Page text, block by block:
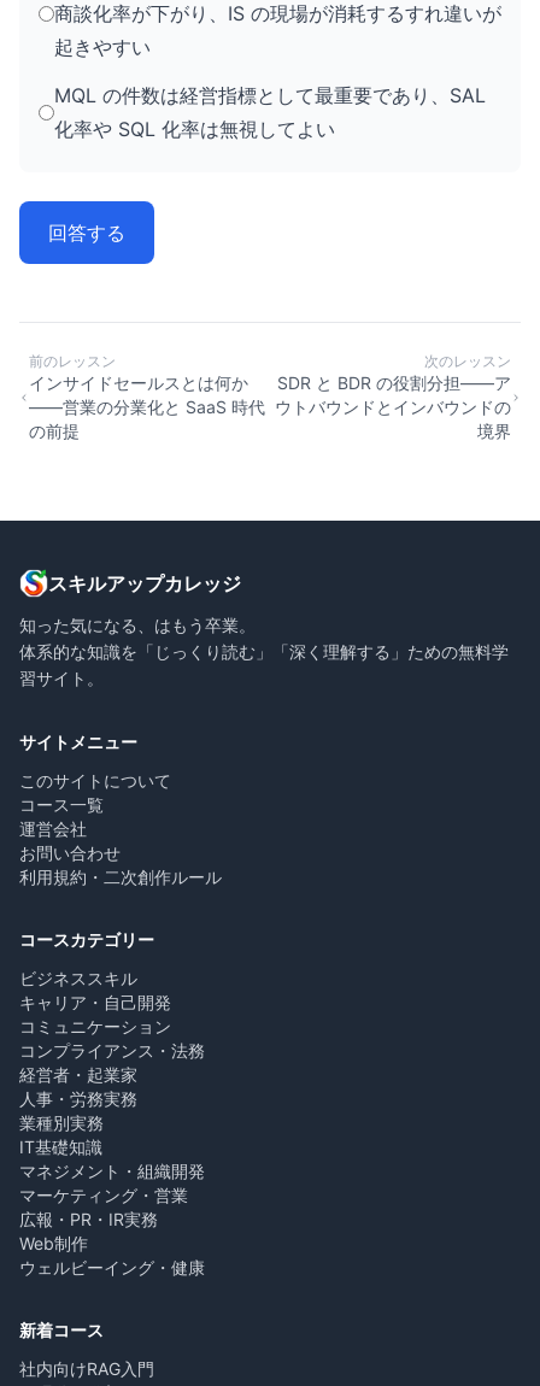
商談化率が下がり、IS の現場が消耗するすれ違いが
起きやすい
MQL の件数は経営指標として最重要であり、SAL
化率や SQL 化率は無視してよい
回答する
前のレッスン
インサイドセールスとは何か
——営業の分業化と SaaS 時代
の前提
次のレッスン
SDR と BDR の役割分担——ア
ウトバウンドとインバウンドの
境界
スキルアップカレッジ
知った気になる、はもう卒業。
体系的な知識を「じっくり読む」「深く理解する」ための無料学
習サイト。
サイトメニュー
このサイトについて
コース一覧
運営会社
お問い合わせ
利用規約・二次創作ルール
コースカテゴリー
ビジネススキル
キャリア・自己開発
コミュニケーション
コンプライアンス・法務
経営者・起業家
人事・労務実務
業種別実務
IT基礎知識
マネジメント・組織開発
マーケティング・営業
広報・PR・IR実務
Web制作
ウェルビーイング・健康
新着コース
社内向けRAG入門